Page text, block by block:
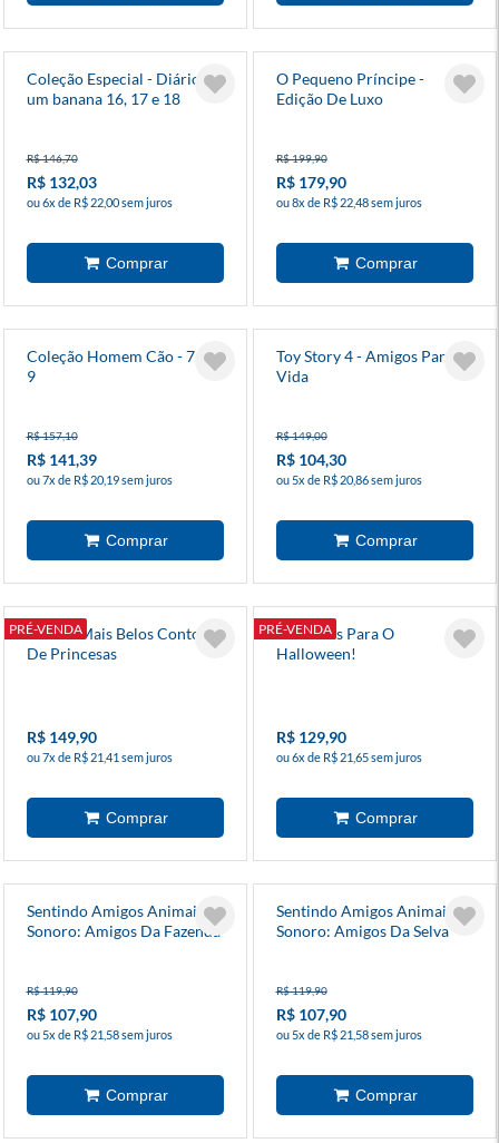
Coleção Especial - Diário de
um banana 16, 17 e 18
R$ 146,70
R$ 132,03
ou 6x de R$ 22,00 sem juros
O Pequeno Príncipe -
Edição De Luxo
R$ 199,90
R$ 179,90
ou 8x de R$ 22,48 sem juros
Coleção Homem Cão - 7, 8 e
9
R$ 157,10
R$ 141,39
ou 7x de R$ 20,19 sem juros
Toy Story 4 - Amigos Para A
Vida
R$ 149,00
R$ 104,30
ou 5x de R$ 20,86 sem juros
PRÉ-VENDA
Box Os Mais Belos Contos
De Princesas
R$ 149,90
ou 7x de R$ 21,41 sem juros
PRÉ-VENDA
13 Noites Para O
Halloween!
R$ 129,90
ou 6x de R$ 21,65 sem juros
Sentindo Amigos Animais -
Sonoro: Amigos Da Fazenda
R$ 119,90
R$ 107,90
ou 5x de R$ 21,58 sem juros
Sentindo Amigos Animais -
Sonoro: Amigos Da Selva
R$ 119,90
R$ 107,90
ou 5x de R$ 21,58 sem juros